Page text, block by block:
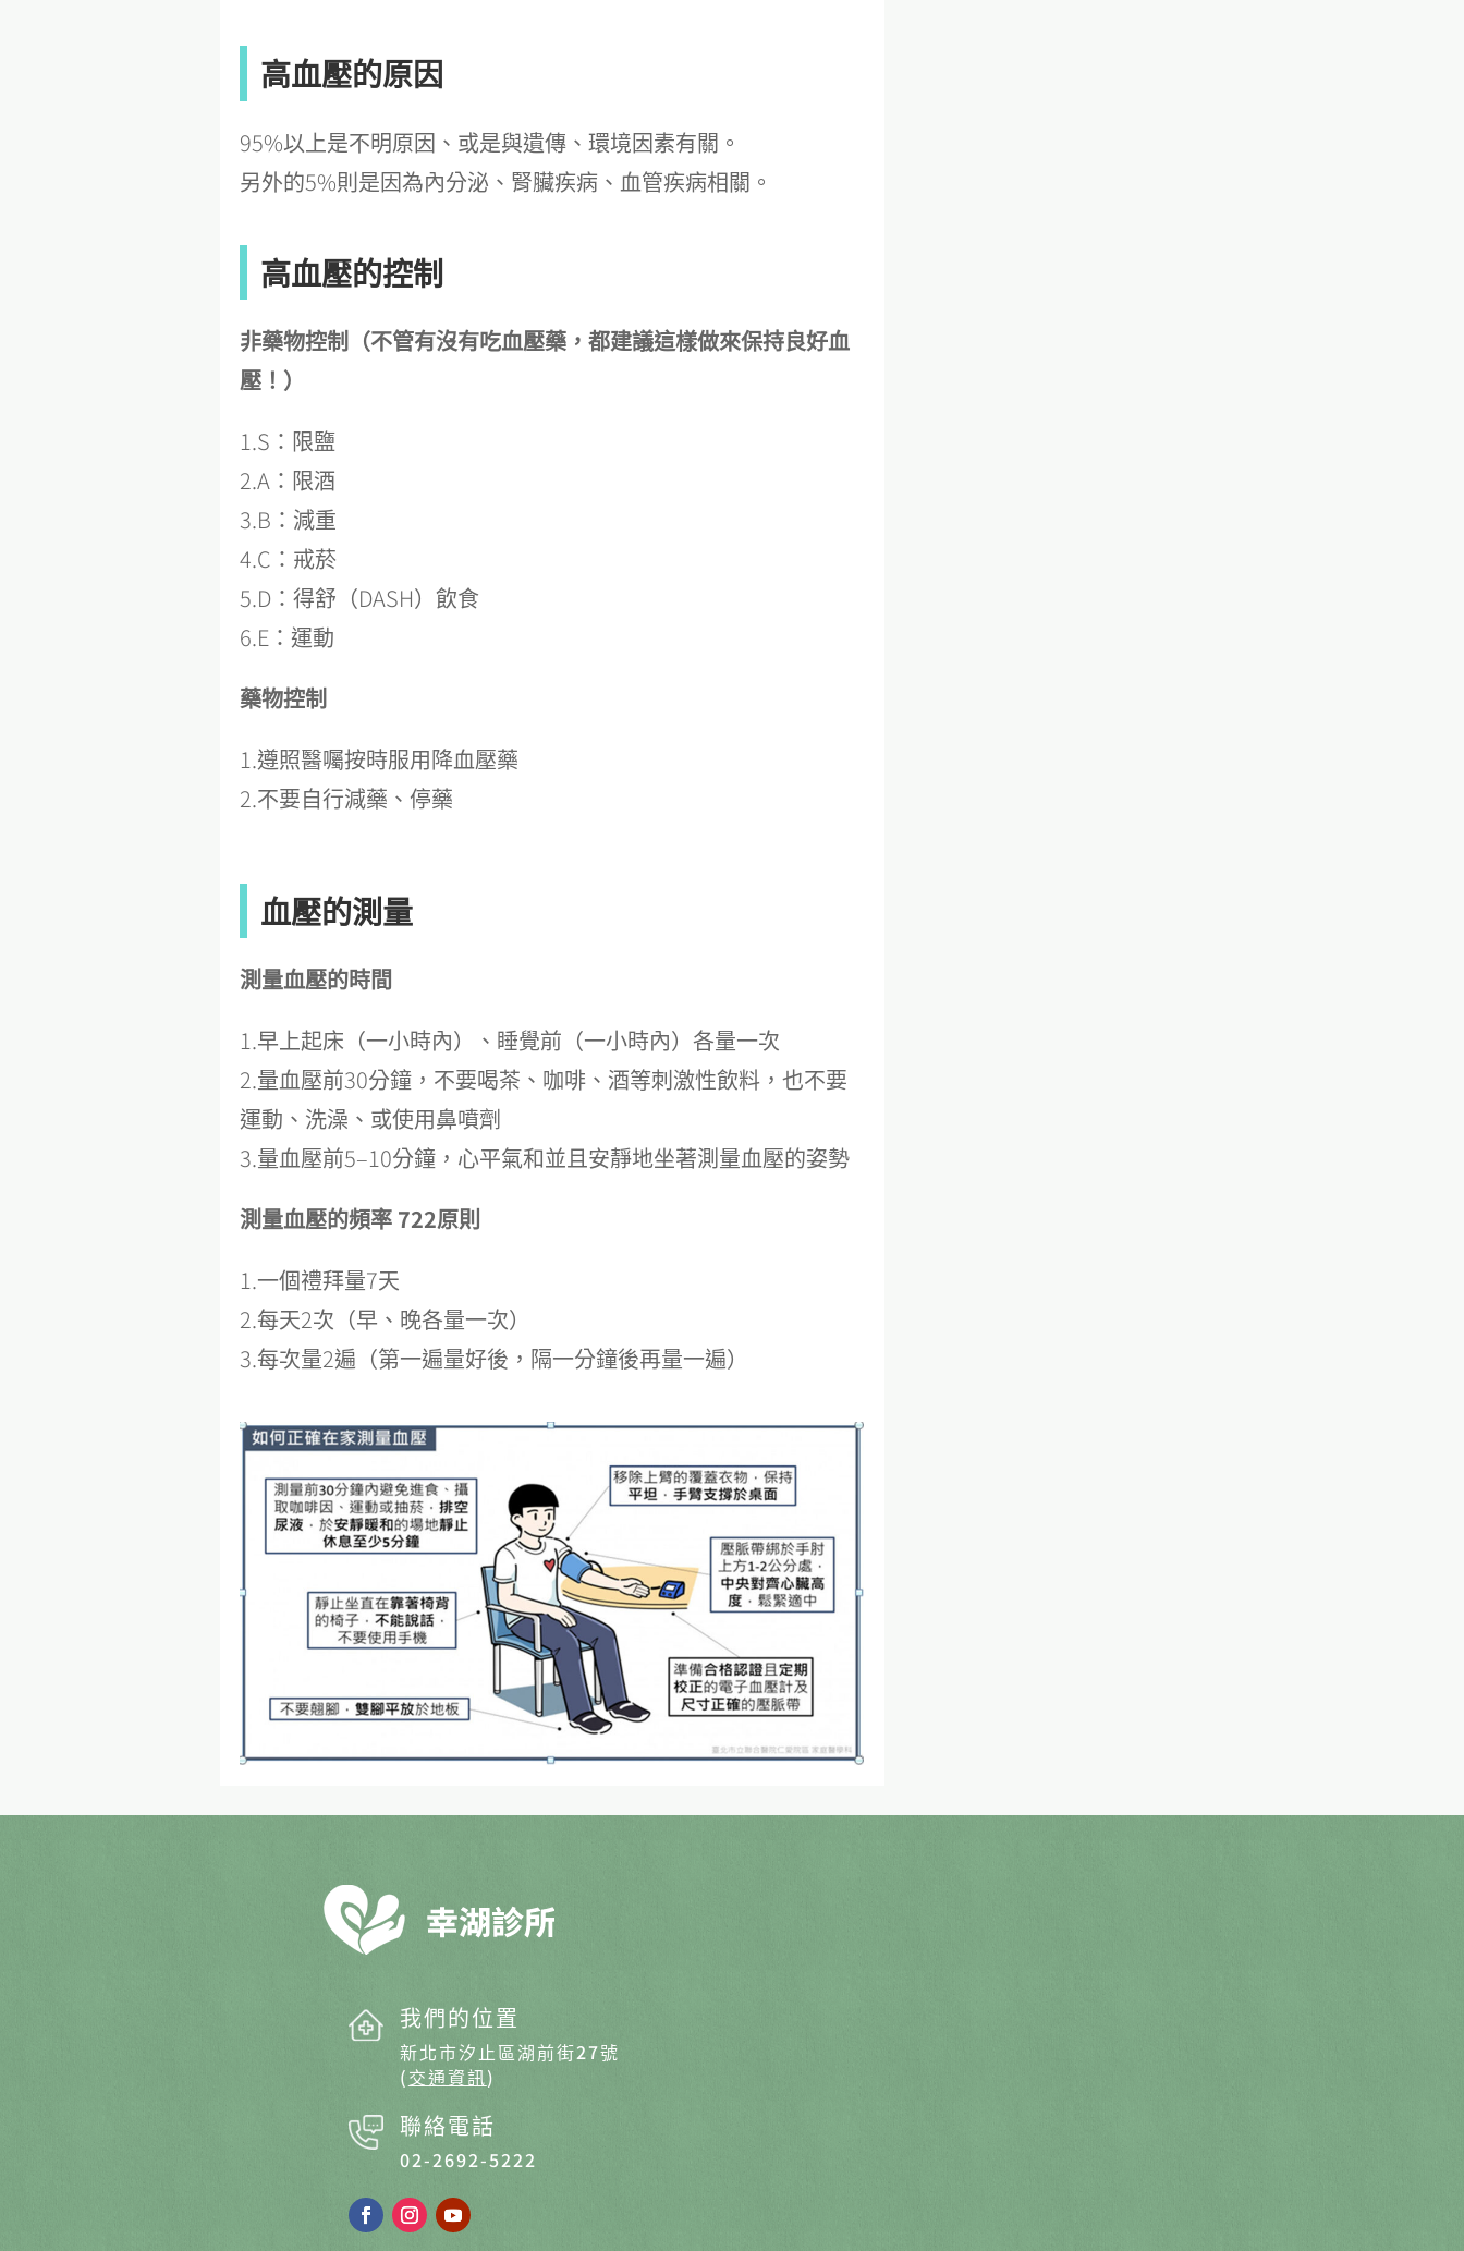
高血壓的原因
95%以上是不明原因、或是與遺傳、環境因素有關。
另外的5%則是因為內分泌、腎臟疾病、血管疾病相關。
高血壓的控制
非藥物控制（不管有沒有吃血壓藥，都建議這樣做來保持良好血
壓！）
1.S：限鹽
2.A：限酒
3.B：減重
4.C：戒菸
5.D：得舒（DASH）飲食
6.E：運動
藥物控制
1.遵照醫囑按時服用降血壓藥
2.不要自行減藥、停藥
血壓的測量
測量血壓的時間
1.早上起床（一小時內）、睡覺前（一小時內）各量一次
2.量血壓前30分鐘，不要喝茶、咖啡、酒等刺激性飲料，也不要
運動、洗澡、或使用鼻噴劑
3.量血壓前5–10分鐘，心平氣和並且安靜地坐著測量血壓的姿勢
測量血壓的頻率 722原則
1.一個禮拜量7天
2.每天2次（早、晚各量一次）
3.每次量2遍（第一遍量好後，隔一分鐘後再量一遍）
我們的位置
新北市汐止區湖前街27號
(交通資訊)
聯絡電話
02-2692-5222